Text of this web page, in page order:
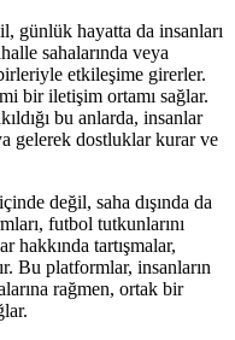
günlük hayatta da insanları
sahalarında veya
etkileşime girerler.
bir iletişim ortamı sağlar.
bu anlarda, insanlar
gelerek dostluklar kurar ve
değil, saha dışında da
futbol tutkunlarını
hakkında tartışmalar,
Bu platformlar, insanların
rağmen, ortak bir